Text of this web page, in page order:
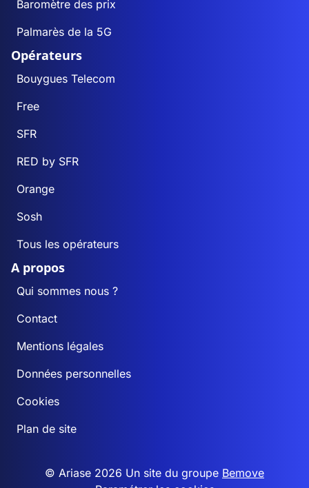
Baromètre des prix
Palmarès de la 5G
Opérateurs
Bouygues Telecom
Free
SFR
RED by SFR
Orange
Sosh
Tous les opérateurs
A propos
Qui sommes nous ?
Contact
Mentions légales
Données personnelles
Cookies
Plan de site
© Ariase 2026 Un site du groupe Bemove